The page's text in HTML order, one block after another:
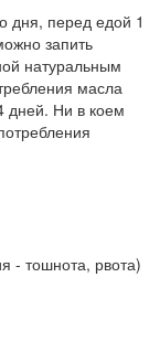
дня, перед едой 1
запить
натуральным
масла
дней. Ни в коем
- тошнота, рвота)